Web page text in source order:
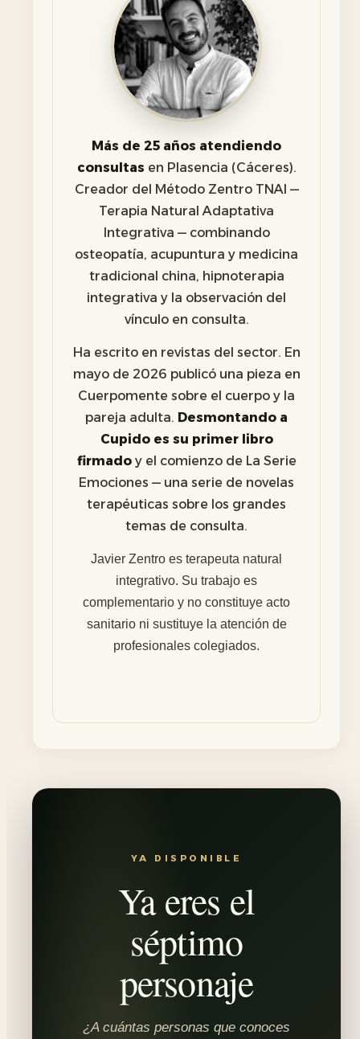
Más de 25 años atendiendo
consultas en Plasencia (Cáceres).
Creador del Método Zentro TNAI —
Terapia Natural Adaptativa
Integrativa — combinando
osteopatía, acupuntura y medicina
tradicional china, hipnoterapia
integrativa y la observación del
vínculo en consulta.
Ha escrito en revistas del sector. En
mayo de 2026 publicó una pieza en
Cuerpomente sobre el cuerpo y la
pareja adulta. Desmontando a
Cupido es su primer libro
firmadoy el comienzo de La Serie
Emociones — una serie de novelas
terapéuticas sobre los grandes
temas de consulta.
Javier Zentro es terapeuta natural
integrativo. Su trabajo es
complementario y no constituye acto
sanitario ni sustituye la atención de
profesionales colegiados.
YA DISPONIBLE
Ya eres el
séptimo
personaje
¿A cuántas personas que conoces